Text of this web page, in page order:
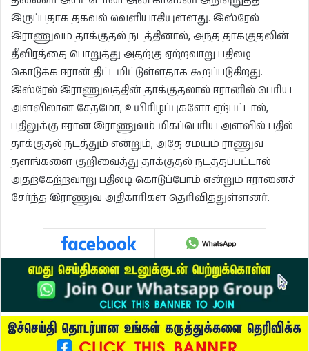
இருப்பதாக தகவல் வெளியாகியுள்ளது. இஸ்ரேல்
இராணுவம் தாக்குதல் நடத்தினால், அந்த தாக்குதலின்
தீவிரத்தை பொறுத்து அதற்கு ஏற்றவாறு பதிலடி
கொடுக்க ஈரான் திட்டமிட்டுள்ளதாக கூறப்படுகிறது.
இஸ்ரேல் இராணுவத்தின் தாக்குதலால் ஈரானில் பெரிய
அளவிலான சேதமோ, உயிரிழப்புகளோ ஏற்பட்டால்,
பதிலுக்கு ஈரான் இராணுவம் மிகப்பெரிய அளவில் பதில்
தாக்குதல் நடத்தும் என்றும், அதே சமயம் ராணுவ
தளங்களை குறிவைத்து தாக்குதல் நடத்தப்பட்டால்
அதற்கேற்றவாறு பதிலடி கொடுப்போம் என்றும் ஈரானைச்
சேர்ந்த இராணுவ அதிகாரிகள் தெரிவித்துள்ளனர்.